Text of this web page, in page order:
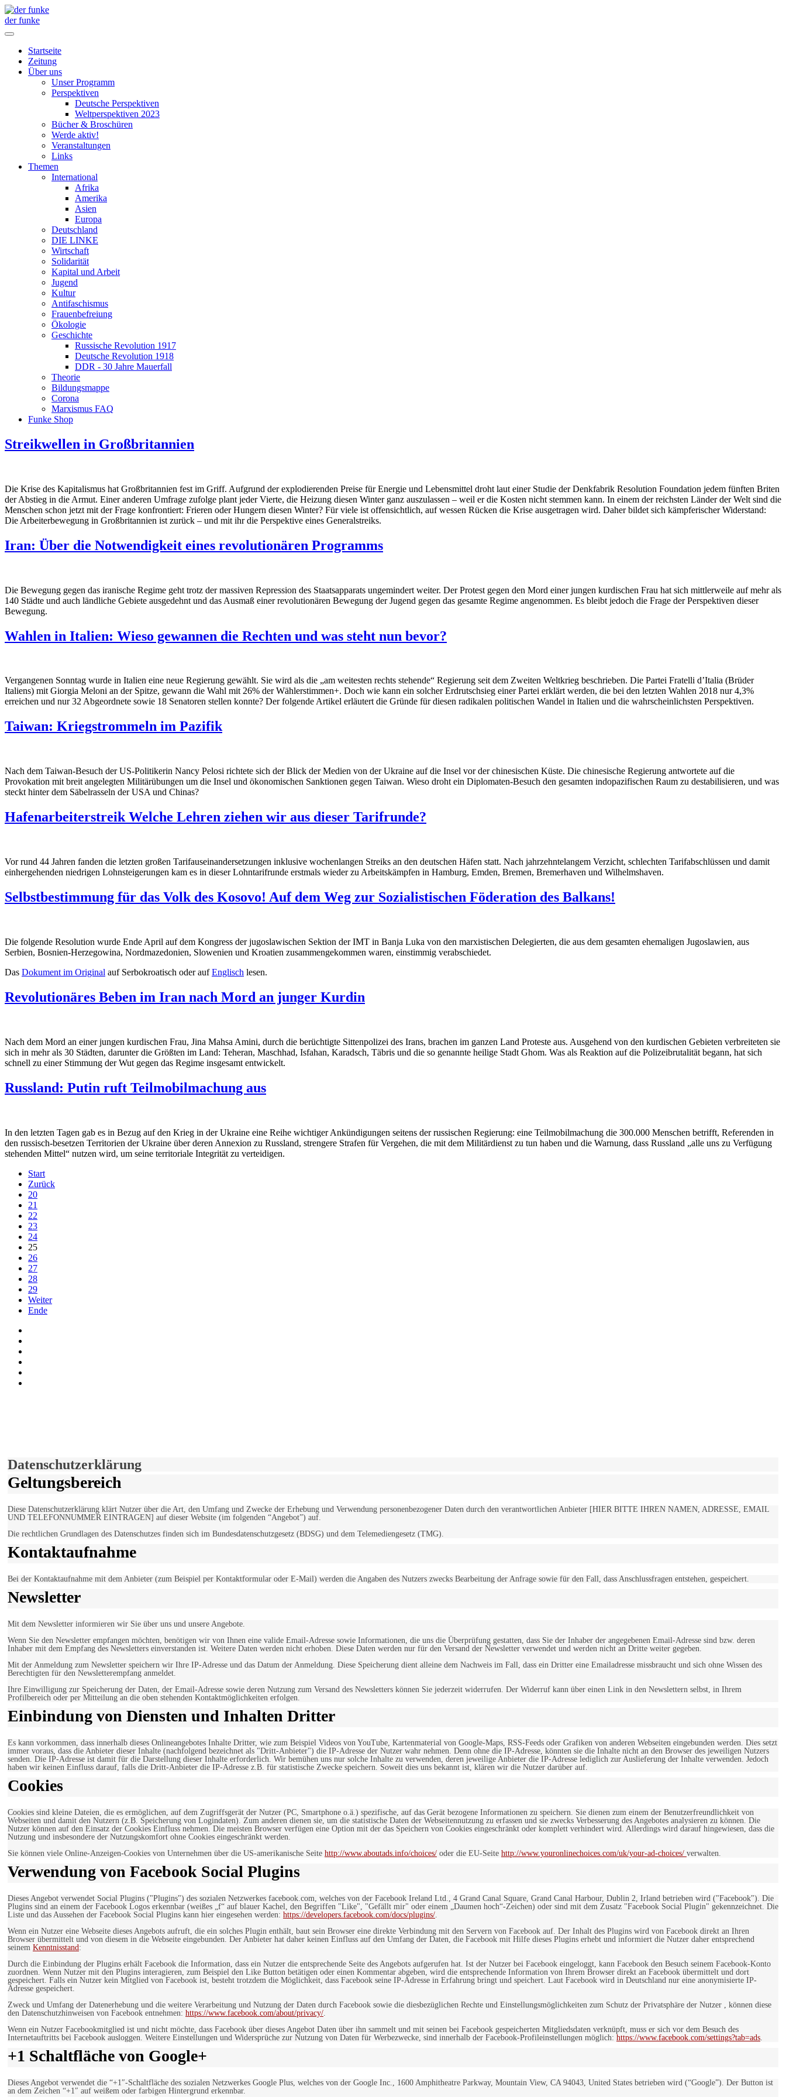
der funke
Startseite
Zeitung
Über uns
Unser Programm
Perspektiven
Deutsche Perspektiven
Weltperspektiven 2023
Bücher & Broschüren
Werde aktiv!
Veranstaltungen
Links
Themen
International
Afrika
Amerika
Asien
Europa
Deutschland
DIE LINKE
Wirtschaft
Solidarität
Kapital und Arbeit
Jugend
Kultur
Antifaschismus
Frauenbefreiung
Ökologie
Geschichte
Russische Revolution 1917
Deutsche Revolution 1918
DDR - 30 Jahre Mauerfall
Theorie
Bildungsmappe
Corona
Marxismus FAQ
Funke Shop
Streikwellen in Großbritannien
Die Krise des Kapitalismus hat Großbritannien fest im Griff. Aufgrund der explodierenden Preise für Energie und Lebensmittel droht laut einer Studie der Denkfabrik Resolution Foundation jedem fünften Briten
der Abstieg in die Armut. Einer anderen Umfrage zufolge plant jeder Vierte, die Heizung diesen Winter ganz auszulassen – weil er die Kosten nicht stemmen kann. In einem der reichsten Länder der Welt sind die
Menschen schon jetzt mit der Frage konfrontiert: Frieren oder Hungern diesen Winter? Für viele ist offensichtlich, auf wessen Rücken die Krise ausgetragen wird. Daher bildet sich kämpferischer Widerstand:
Die Arbeiterbewegung in Großbritannien ist zurück – und mit ihr die Perspektive eines Generalstreiks.
Iran: Über die Notwendigkeit eines revolutionären Programms
Die Bewegung gegen das iranische Regime geht trotz der massiven Repression des Staatsapparats ungemindert weiter. Der Protest gegen den Mord einer jungen kurdischen Frau hat sich mittlerweile auf mehr als
140 Städte und auch ländliche Gebiete ausgedehnt und das Ausmaß einer revolutionären Bewegung der Jugend gegen das gesamte Regime angenommen. Es bleibt jedoch die Frage der Perspektiven dieser
Bewegung.
Wahlen in Italien: Wieso gewannen die Rechten und was steht nun bevor?
Vergangenen Sonntag wurde in Italien eine neue Regierung gewählt. Sie wird als die „am weitesten rechts stehende“ Regierung seit dem Zweiten Weltkrieg beschrieben. Die Partei Fratelli d’Italia (Brüder
Italiens) mit Giorgia Meloni an der Spitze, gewann die Wahl mit 26% der Wählerstimmen+. Doch wie kann ein solcher Erdrutschsieg einer Partei erklärt werden, die bei den letzten Wahlen 2018 nur 4,3%
erreichen und nur 32 Abgeordnete sowie 18 Senatoren stellen konnte? Der folgende Artikel erläutert die Gründe für diesen radikalen politischen Wandel in Italien und die wahrscheinlichsten Perspektiven.
Taiwan: Kriegstrommeln im Pazifik
Nach dem Taiwan-Besuch der US-Politikerin Nancy Pelosi richtete sich der Blick der Medien von der Ukraine auf die Insel vor der chinesischen Küste. Die chinesische Regierung antwortete auf die
Provokation mit breit angelegten Militärübungen um die Insel und ökonomischen Sanktionen gegen Taiwan. Wieso droht ein Diplomaten-Besuch den gesamten indopazifischen Raum zu destabilisieren, und was
steckt hinter dem Säbelrasseln der USA und Chinas?
Hafenarbeiterstreik Welche Lehren ziehen wir aus dieser Tarifrunde?
Vor rund 44 Jahren fanden die letzten großen Tarifauseinandersetzungen inklusive wochenlangen Streiks an den deutschen Häfen statt. Nach jahrzehntelangem Verzicht, schlechten Tarifabschlüssen und damit
einhergehenden niedrigen Lohnsteigerungen kam es in dieser Lohntarifrunde erstmals wieder zu Arbeitskämpfen in Hamburg, Emden, Bremen, Bremerhaven und Wilhelmshaven.
Selbstbestimmung für das Volk des Kosovo! Auf dem Weg zur Sozialistischen Föderation des Balkans!
Die folgende Resolution wurde Ende April auf dem Kongress der jugoslawischen Sektion der IMT in Banja Luka von den marxistischen Delegierten, die aus dem gesamten ehemaligen Jugoslawien, aus
Serbien, Bosnien-Herzegowina, Nordmazedonien, Slowenien und Kroatien zusammengekommen waren, einstimmig verabschiedet.
Das Dokument im Original auf Serbokroatisch oder aufEnglisch lesen.
Revolutionäres Beben im Iran nach Mord an junger Kurdin
Nach dem Mord an einer jungen kurdischen Frau, Jina Mahsa Amini, durch die berüchtigte Sittenpolizei des Irans, brachen im ganzen Land Proteste aus. Ausgehend von den kurdischen Gebieten verbreiteten sie
sich in mehr als 30 Städten, darunter die Größten im Land: Teheran, Maschhad, Isfahan, Karadsch, Täbris und die so genannte heilige Stadt Ghom. Was als Reaktion auf die Polizeibrutalität begann, hat sich
schnell zu einer Stimmung der Wut gegen das Regime insgesamt entwickelt.
Russland: Putin ruft Teilmobilmachung aus
In den letzten Tagen gab es in Bezug auf den Krieg in der Ukraine eine Reihe wichtiger Ankündigungen seitens der russischen Regierung: eine Teilmobilmachung die 300.000 Menschen betrifft, Referenden in
den russisch-besetzen Territorien der Ukraine über deren Annexion zu Russland, strengere Strafen für Vergehen, die mit dem Militärdienst zu tun haben und die Warnung, dass Russland „alle uns zu Verfügung
stehenden Mittel“ nutzen wird, um seine territoriale Integrität zu verteidigen.
Start
Zurück
20
21
22
23
24
25
26
27
28
29
Weiter
Ende
Datenschutzerklärung
Geltungsbereich
Diese Datenschutzerklärung klärt Nutzer über die Art, den Umfang und Zwecke der Erhebung und Verwendung personenbezogener Daten durch den verantwortlichen Anbieter [HIER BITTE IHREN NAMEN, ADRESSE, EMAIL
UND TELEFONNUMMER EINTRAGEN] auf dieser Website (im folgenden “Angebot”) auf.
Die rechtlichen Grundlagen des Datenschutzes finden sich im Bundesdatenschutzgesetz (BDSG) und dem Telemediengesetz (TMG).
Kontaktaufnahme
Bei der Kontaktaufnahme mit dem Anbieter (zum Beispiel per Kontaktformular oder E-Mail) werden die Angaben des Nutzers zwecks Bearbeitung der Anfrage sowie für den Fall, dass Anschlussfragen entstehen, gespeichert.
Newsletter
Mit dem Newsletter informieren wir Sie über uns und unsere Angebote.
Wenn Sie den Newsletter empfangen möchten, benötigen wir von Ihnen eine valide Email-Adresse sowie Informationen, die uns die Überprüfung gestatten, dass Sie der Inhaber der angegebenen Email-Adresse sind bzw. deren
Inhaber mit dem Empfang des Newsletters einverstanden ist. Weitere Daten werden nicht erhoben. Diese Daten werden nur für den Versand der Newsletter verwendet und werden nicht an Dritte weiter gegeben.
Mit der Anmeldung zum Newsletter speichern wir Ihre IP-Adresse und das Datum der Anmeldung. Diese Speicherung dient alleine dem Nachweis im Fall, dass ein Dritter eine Emailadresse missbraucht und sich ohne Wissen des
Berechtigten für den Newsletterempfang anmeldet.
Ihre Einwilligung zur Speicherung der Daten, der Email-Adresse sowie deren Nutzung zum Versand des Newsletters können Sie jederzeit widerrufen. Der Widerruf kann über einen Link in den Newslettern selbst, in Ihrem
Profilbereich oder per Mitteilung an die oben stehenden Kontaktmöglichkeiten erfolgen.
Einbindung von Diensten und Inhalten Dritter
Es kann vorkommen, dass innerhalb dieses Onlineangebotes Inhalte Dritter, wie zum Beispiel Videos von YouTube, Kartenmaterial von Google-Maps, RSS-Feeds oder Grafiken von anderen Webseiten eingebunden werden. Dies setzt
immer voraus, dass die Anbieter dieser Inhalte (nachfolgend bezeichnet als "Dritt-Anbieter") die IP-Adresse der Nutzer wahr nehmen. Denn ohne die IP-Adresse, könnten sie die Inhalte nicht an den Browser des jeweiligen Nutzers
senden. Die IP-Adresse ist damit für die Darstellung dieser Inhalte erforderlich. Wir bemühen uns nur solche Inhalte zu verwenden, deren jeweilige Anbieter die IP-Adresse lediglich zur Auslieferung der Inhalte verwenden. Jedoch
haben wir keinen Einfluss darauf, falls die Dritt-Anbieter die IP-Adresse z.B. für statistische Zwecke speichern. Soweit dies uns bekannt ist, klären wir die Nutzer darüber auf.
Cookies
Cookies sind kleine Dateien, die es ermöglichen, auf dem Zugriffsgerät der Nutzer (PC, Smartphone o.ä.) spezifische, auf das Gerät bezogene Informationen zu speichern. Sie dienen zum einem der Benutzerfreundlichkeit von
Webseiten und damit den Nutzern (z.B. Speicherung von Logindaten). Zum anderen dienen sie, um die statistische Daten der Webseitennutzung zu erfassen und sie zwecks Verbesserung des Angebotes analysieren zu können. Die
Nutzer können auf den Einsatz der Cookies Einfluss nehmen. Die meisten Browser verfügen eine Option mit der das Speichern von Cookies eingeschränkt oder komplett verhindert wird. Allerdings wird darauf hingewiesen, dass die
Nutzung und insbesondere der Nutzungskomfort ohne Cookies eingeschränkt werden.
Sie können viele Online-Anzeigen-Cookies von Unternehmen über die US-amerikanische Seite http://www.aboutads.info/choices/ oder die EU-Seite http://www.youronlinechoices.com/uk/your-ad-choices/ verwalten.
Verwendung von Facebook Social Plugins
Dieses Angebot verwendet Social Plugins ("Plugins") des sozialen Netzwerkes facebook.com, welches von der Facebook Ireland Ltd., 4 Grand Canal Square, Grand Canal Harbour, Dublin 2, Irland betrieben wird ("Facebook"). Die
Plugins sind an einem der Facebook Logos erkennbar (weißes „f“ auf blauer Kachel, den Begriffen "Like", "Gefällt mir" oder einem „Daumen hoch“-Zeichen) oder sind mit dem Zusatz "Facebook Social Plugin" gekennzeichnet. Die
Liste und das Aussehen der Facebook Social Plugins kann hier eingesehen werden: https://developers.facebook.com/docs/plugins/.
Wenn ein Nutzer eine Webseite dieses Angebots aufruft, die ein solches Plugin enthält, baut sein Browser eine direkte Verbindung mit den Servern von Facebook auf. Der Inhalt des Plugins wird von Facebook direkt an Ihren
Browser übermittelt und von diesem in die Webseite eingebunden. Der Anbieter hat daher keinen Einfluss auf den Umfang der Daten, die Facebook mit Hilfe dieses Plugins erhebt und informiert die Nutzer daher entsprechend
seinem Kenntnisstand:
Durch die Einbindung der Plugins erhält Facebook die Information, dass ein Nutzer die entsprechende Seite des Angebots aufgerufen hat. Ist der Nutzer bei Facebook eingeloggt, kann Facebook den Besuch seinem Facebook-Konto
zuordnen. Wenn Nutzer mit den Plugins interagieren, zum Beispiel den Like Button betätigen oder einen Kommentar abgeben, wird die entsprechende Information von Ihrem Browser direkt an Facebook übermittelt und dort
gespeichert. Falls ein Nutzer kein Mitglied von Facebook ist, besteht trotzdem die Möglichkeit, dass Facebook seine IP-Adresse in Erfahrung bringt und speichert. Laut Facebook wird in Deutschland nur eine anonymisierte IP-
Adresse gespeichert.
Zweck und Umfang der Datenerhebung und die weitere Verarbeitung und Nutzung der Daten durch Facebook sowie die diesbezüglichen Rechte und Einstellungsmöglichkeiten zum Schutz der Privatsphäre der Nutzer , können diese
den Datenschutzhinweisen von Facebook entnehmen: https://www.facebook.com/about/privacy/.
Wenn ein Nutzer Facebookmitglied ist und nicht möchte, dass Facebook über dieses Angebot Daten über ihn sammelt und mit seinen bei Facebook gespeicherten Mitgliedsdaten verknüpft, muss er sich vor dem Besuch des
Internetauftritts bei Facebook ausloggen. Weitere Einstellungen und Widersprüche zur Nutzung von Daten für Werbezwecke, sind innerhalb der Facebook-Profileinstellungen möglich: https://www.facebook.com/settings?tab=ads.
+1 Schaltfläche von Google+
Dieses Angebot verwendet die “+1″-Schaltfläche des sozialen Netzwerkes Google Plus, welches von der Google Inc., 1600 Amphitheatre Parkway, Mountain View, CA 94043, United States betrieben wird (“Google”). Der Button ist
an dem Zeichen “+1″ auf weißem oder farbigen Hintergrund erkennbar.